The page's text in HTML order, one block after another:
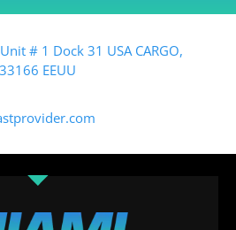
# 1 Dock 31 USA CARGO,
EEUU